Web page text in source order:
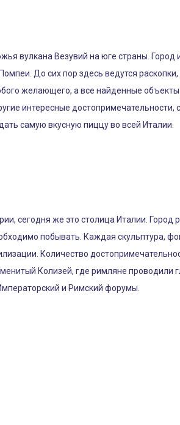
вулкана Везувий на юге страны. Город
До сих пор здесь ведутся
желающего, а все найденные объекты
интересные
самую вкусную пиццу во всей Италии.
сегодня же это столица Италии. Город
побывать. Каждая скульптура,
Количество
Колизей, где римляне проводили
и Римский форумы.